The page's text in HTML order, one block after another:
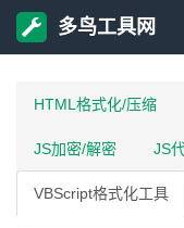
多鸟工具网
HTML格式化/压缩
JS加密/解密 JS
VBScript格式化工具